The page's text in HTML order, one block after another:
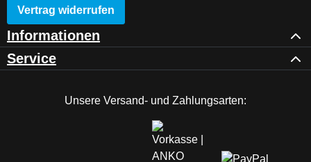
Vertrag widerrufen
Informationen
Service
Unsere Versand- und Zahlungsarten: